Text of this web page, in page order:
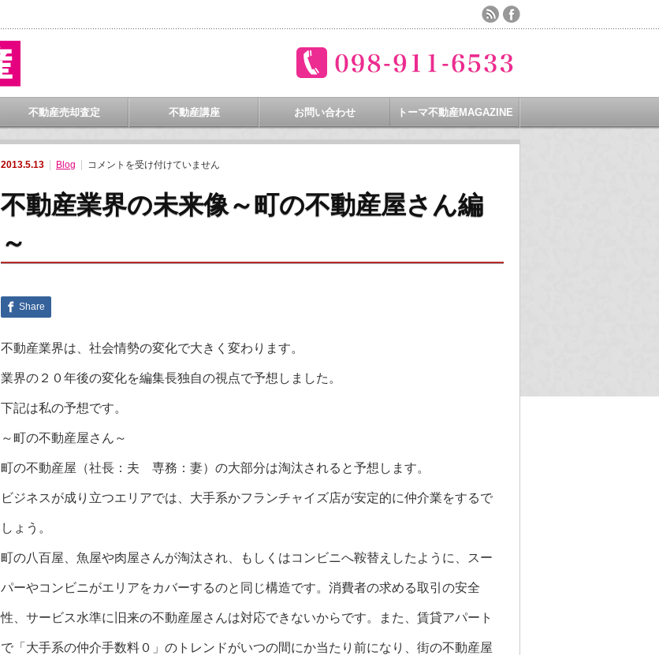
不動産売却査定 不動産講座 お問い合わせ トーマ不動産MAGAZINE
2013.5.13 Blog
不
業
界
の
町
編
コメントを受け付けていません
不動産業界の未来像～町の不動産屋さん編
～
Share
不動産業界は、社会情勢の変化で大きく変わります。
業界の２０年後の変化を編集長独自の視点で予想しました。
下記は私の予想です。
～町の不動産屋さん～
町の不動産屋（社長：夫 専務：妻）の大部分は淘汰されると予想します。
ビジネスが成り立つエリアでは、大手系かフランチャイズ店が安定的に仲介業をするで
しょう。
町の八百屋、魚屋や肉屋さんが淘汰され、もしくはコンビニへ鞍替えしたように、スー
パーやコンビニがエリアをカバーするのと同じ構造です。消費者の求める取引の安全
性、サービス水準に旧来の不動産屋さんは対応できないからです。また、賃貸アパート
で「大手系の仲介手数料０」のトレンドがいつの間にか当たり前になり、街の不動産屋